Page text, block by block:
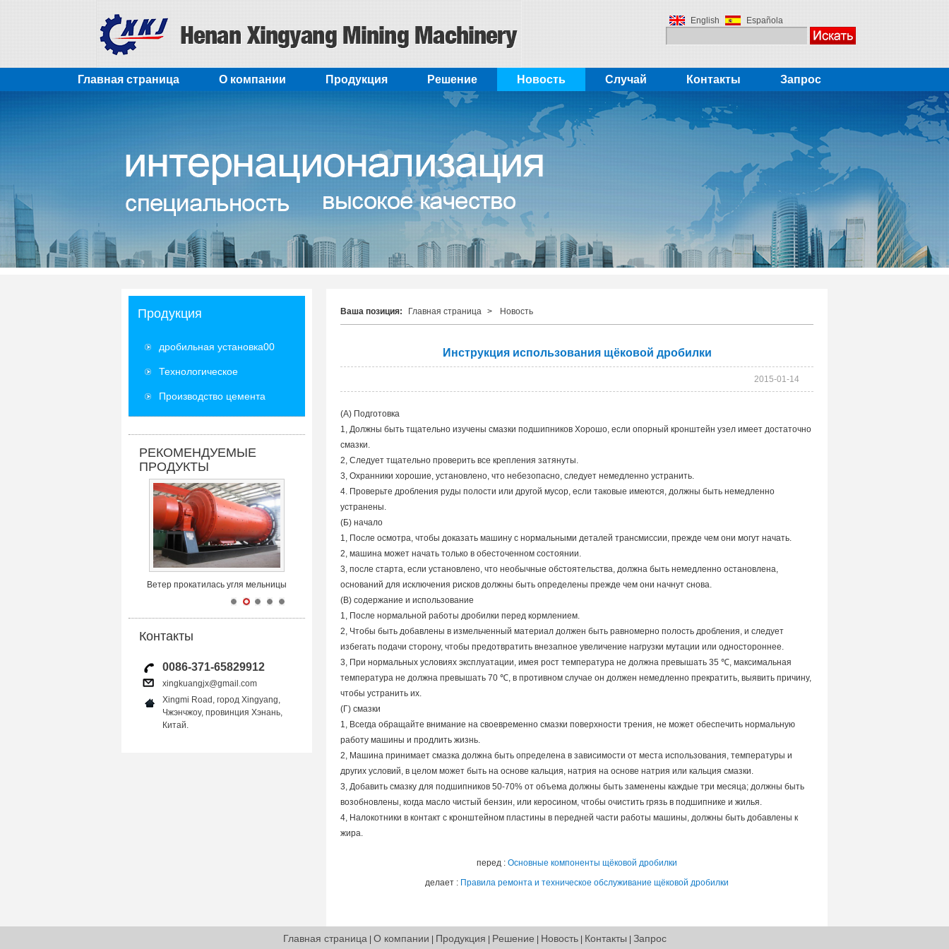
English Española
Главная страница О компании Продукция Pешение Новость Cлучай Контакты Запрос
Продукция
дробильная установка00
Технологическое
оборудование
Производство цемента
РЕКОМЕНДУЕМЫЕ
ПРОДУКТЫ
Ветер прокатилась угля мельницы
Контакты
0086-371-65829912
xingkuangjx@gmail.com
Xingmi Road, город Xingyang,
Чжэнчжоу, провинция Хэнань,
Китай.
Ваша позиция: Главная страница > Новость
Инструкция использования щёковой дробилки
2015-01-14
(А) Подготовка
1, Должны быть тщательно изучены смазки подшипников Хорошо, если опорный кронштейн узел имеет достаточно
смазки.
2, Следует тщательно проверить все крепления затянуты.
3, Охранники хорошие, установлено, что небезопасно, следует немедленно устранить.
4. Проверьте дробления руды полости или другой мусор, если таковые имеются, должны быть немедленно
устранены.
(Б) начало
1, После осмотра, чтобы доказать машину с нормальными деталей трансмиссии, прежде чем они могут начать.
2, машина может начать только в обесточенном состоянии.
3, после старта, если установлено, что необычные обстоятельства, должна быть немедленно остановлена,
оснований для исключения рисков должны быть определены прежде чем они начнут снова.
(В) содержание и использование
1, После нормальной работы дробилки перед кормлением.
2, Чтобы быть добавлены в измельченный материал должен быть равномерно полость дробления, и следует
избегать подачи сторону, чтобы предотвратить внезапное увеличение нагрузки мутации или одностороннее.
3, При нормальных условиях эксплуатации, имея рост температура не должна превышать 35 ℃, максимальная
температура не должна превышать 70 ℃, в противном случае он должен немедленно прекратить, выявить причину,
чтобы устранить их.
(Г) смазки
1, Всегда обращайте внимание на своевременно смазки поверхности трения, не может обеспечить нормальную
работу машины и продлить жизнь.
2, Машина принимает смазка должна быть определена в зависимости от места использования, температуры и
других условий, в целом может быть на основе кальция, натрия на основе натрия или кальция смазки.
3, Добавить смазку для подшипников 50-70% от объема должны быть заменены каждые три месяца; должны быть
возобновлены, когда масло чистый бензин, или керосином, чтобы очистить грязь в подшипнике и жилья.
4, Налокотники в контакт с кронштейном пластины в передней части работы машины, должны быть добавлены к
жира.
перед : Основные компоненты щёковой дробилки
делает : Правила ремонта и техническое обслуживание щёковой дробилки
Главная страница| О компании Продукция Pешение Новость| Контакты Запрос